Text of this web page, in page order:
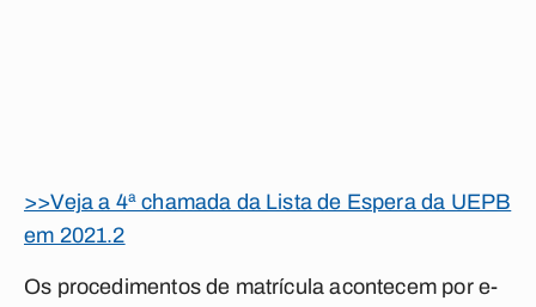
>>Veja a 4ª chamada da Lista de Espera da UEPB
em 2021.2
Os procedimentos de matrícula acontecem por e-